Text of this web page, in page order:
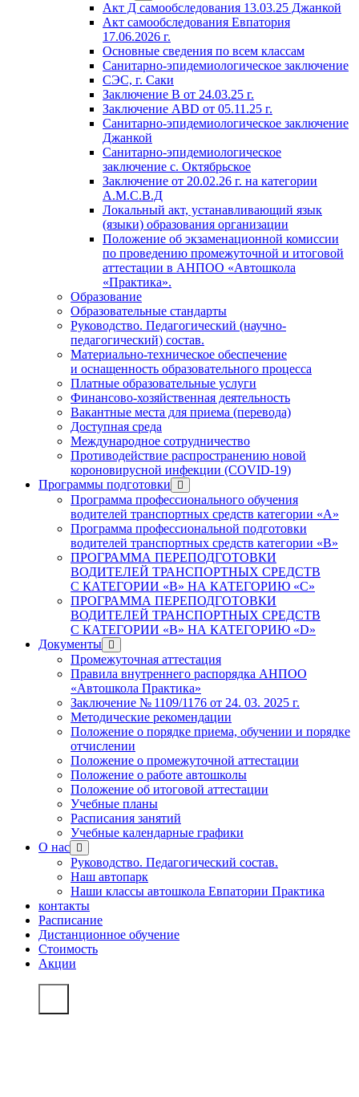
Акт Д самообследования 13.03.25 Джанкой
Акт самообследования Евпатория
17.06.2026 г.
Основные сведения по всем классам
Санитарно-эпидемиологическое заключение
СЭС, г. Саки
Заключение В от 24.03.25 г.
Заключение АВD от 05.11.25 г.
Санитарно-эпидемиологическое заключение
Джанкой
Санитарно-эпидемиологическое
заключение с. Октябрьское
Заключение от 20.02.26 г. на категории
А.М.С.В.Д
Локальный акт, устанавливающий язык
(языки) образования организации
Положение об экзаменационной комиссии
по проведению промежуточной и итоговой
аттестации в АНПОО «Автошкола
«Практика».
Образование
Образовательные стандарты
Руководство. Педагогический (научно-
педагогический) состав.
Материально-техническое обеспечение
и оснащенность образовательного процесса
Платные образовательные услуги
Финансово-хозяйственная деятельность
Вакантные места для приема (перевода)
Доступная среда
Международное сотрудничество
Противодействие распространению новой
короновирусной инфекции (COVID-19)
Программы подготовки
Программа профессионального обучения
водителей транспортных средств категории «А»
Программа профессиональной подготовки
водителей транспортных средств категории «В»
ПРОГРАММА ПЕРЕПОДГОТОВКИ
ВОДИТЕЛЕЙ ТРАНСПОРТНЫХ СРЕДСТВ
С КАТЕГОРИИ «B» НА КАТЕГОРИЮ «C»
ПРОГРАММА ПЕРЕПОДГОТОВКИ
ВОДИТЕЛЕЙ ТРАНСПОРТНЫХ СРЕДСТВ
С КАТЕГОРИИ «B» НА КАТЕГОРИЮ «D»
Документы
Промежуточная аттестация
Правила внутреннего распорядка АНПОО
«Автошкола Практика»
Заключение № 1109/1176 от 24. 03. 2025 г.
Методические рекомендации
Положение о порядке приема, обучении и порядке
отчислении
Положение о промежуточной аттестации
Положение о работе автошколы
Положение об итоговой аттестации
Учебные планы
Расписания занятий
Учебные календарные графики
О нас
Руководство. Педагогический состав.
Наш автопарк
Наши классы автошкола Евпатории Практика
контакты
Расписание
Дистанционное обучение
Стоимость
Акции